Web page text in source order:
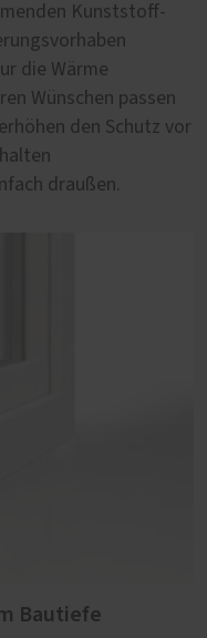
Kunststoff-
die Wärme
Wünschen passen
den Schutz vor
draußen.
Bautiefe
noch ein
nachhaltiges
bei der Auswahl der
zu achten.
0,74 W/(m2K)